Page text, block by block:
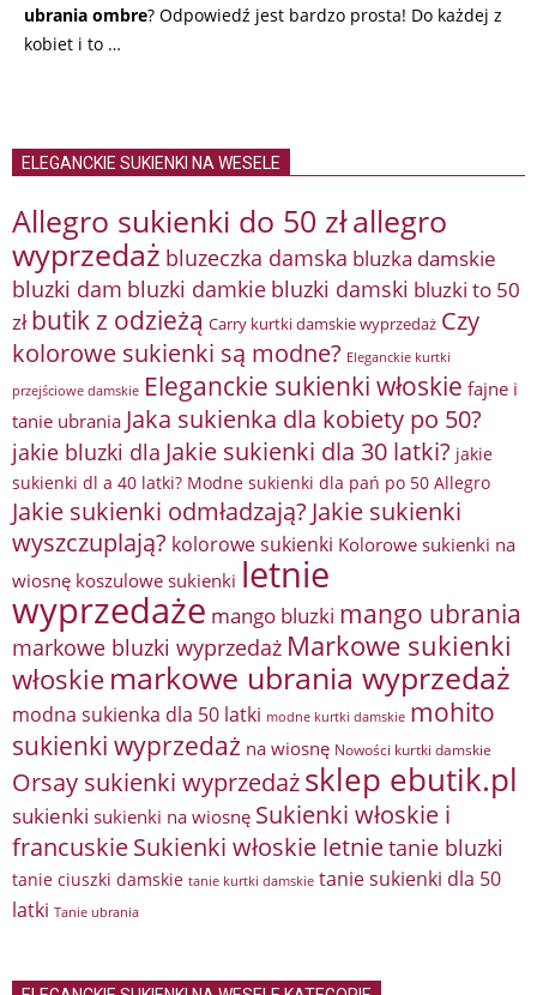
ubrania ombre? Odpowiedź jest bardzo prosta! Do każdej z
kobiet i to …
ELEGANCKIE SUKIENKI NA WESELE
Allegro sukienki do 50 złallegro
wyprzedaż bluzeczka damska bluzka damskie
bluzki dam bluzki damkie bluzki damski bluzki to 50
zł butik z odzieżą Carry kurtki damskie wyprzedaż Czy
kolorowe sukienki są modne? Eleganckie kurtki
przejściowe damskie Eleganckie sukienki włoskie fajne i
tanie ubrania Jaka sukienka dla kobiety po 50?
jakie bluzki dla Jakie sukienki dla 30 latki? jakie
sukienki dl a 40 latki? Modne sukienki dla pań po 50 Allegro
Jakie sukienki odmładzają? Jakie sukienki
wyszczuplają? kolorowe sukienki Kolorowe sukienki na
wiosnę koszulowe sukienki letnie
wyprzedaże mango bluzki mango ubrania
markowe bluzki wyprzedaż Markowe sukienki
włoskie markowe ubrania wyprzedaż
modna sukienka dla 50 latki modne kurtki damskie mohito
sukienki wyprzedaż na wiosnę Nowości kurtki damskie
Orsay sukienki wyprzedażsklep ebutik.pl
sukienki sukienki na wiosnę Sukienki włoskie i
francuskieSukienki włoskie letnietanie bluzki
tanie ciuszki damskie tanie kurtki damskie tanie sukienki dla 50
latki Tanie ubrania